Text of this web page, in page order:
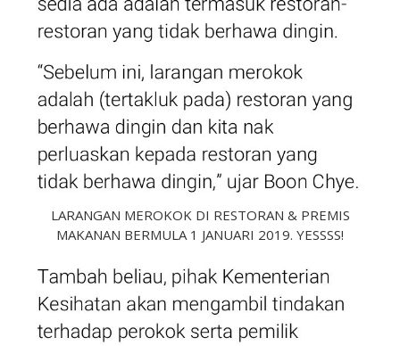
LARANGAN MEROKOK DI RESTORAN & PREMIS
MAKANAN BERMULA 1 JANUARI 2019. YESSSS!